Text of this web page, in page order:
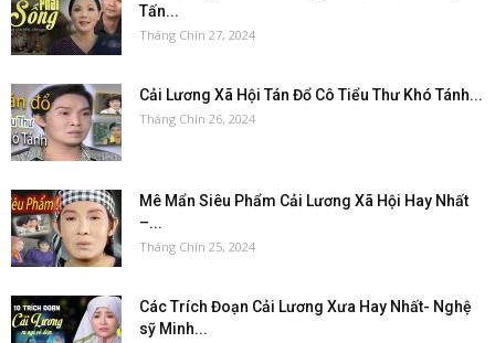
Tấn...
Tháng Chín 27, 2024
Cải Lương Xã Hội Tán Đổ Cô Tiểu Thư Khó Tánh...
Tháng Chín 26, 2024
Mê Mẩn Siêu Phẩm Cải Lương Xã Hội Hay Nhất
–...
Tháng Chín 25, 2024
Các Trích Đoạn Cải Lương Xưa Hay Nhất- Nghệ
sỹ Minh...